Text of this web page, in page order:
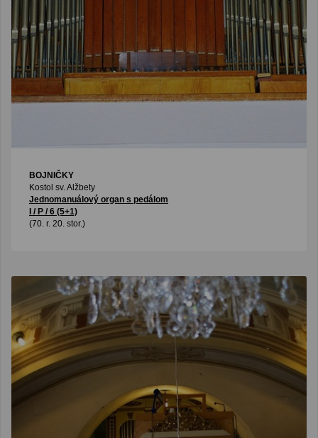
BOJNIČKY
Kostol sv. Alžbety
Jednomanuálový organ s pedálom
I / P / 6 (5+1)
(70. r. 20. stor.)